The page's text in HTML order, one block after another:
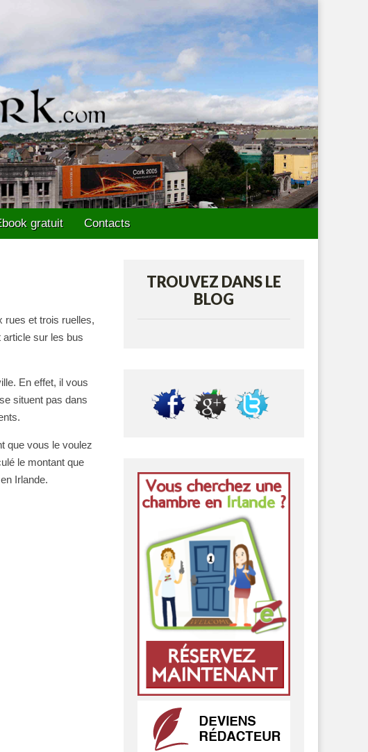
gratuit Contacts
rues et trois ruelles,
article sur les bus
En effet, il vous
situent pas dans
que vous le voulez
le montant que
Irlande.
TROUVEZ DANS LE
BLOG